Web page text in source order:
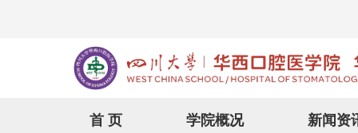
首 页 学院概况 新闻资